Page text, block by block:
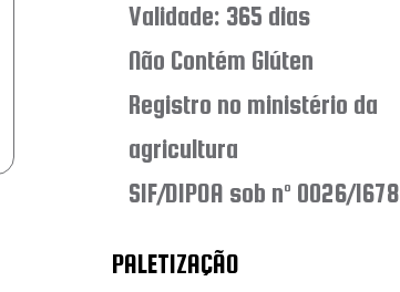
Validade: 365 dias
Não Contém Glúten
Registro no ministério da
agricultura
SIF/DIPOA sob nº 0026/1678
PALETIZAÇÃO